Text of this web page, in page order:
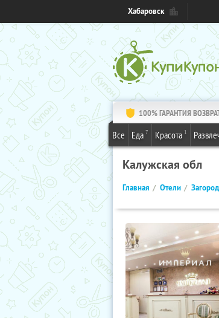
Хабаровск
100% ГАРАНТИЯ
Все Еда 7 Красота 1
Калужская обл
Главная Отели